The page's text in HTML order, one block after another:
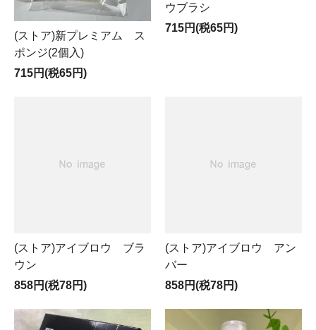
(ストア)新プレミアム ス
ポンジ(2個入)
715円(税65円)
ウブラシ
715円(税65円)
(ストア)アイブロウ ブラ
ウン
858円(税78円)
(ストア)アイブロウ アン
バー
858円(税78円)